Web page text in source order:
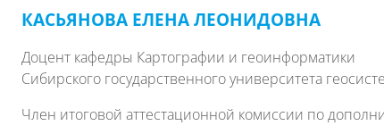
КАСЬЯНОВА ЕЛЕНА ЛЕОНИДОВНА
Доцент кафедры Картографии и геоинформатики
Сибирского государственного университета
Член итоговой аттестационной комиссии по